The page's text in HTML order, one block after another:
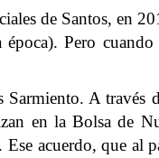
de Santos, en
Pero
A través
en la Bolsa de
acuerdo, que al